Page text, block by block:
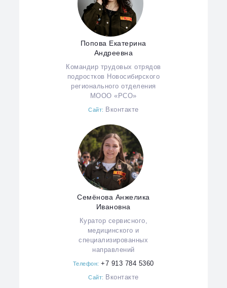
Попова Екатерина
Андреевна
Командир трудовых отрядов
подростков Новосибирского
регионального отделения
МООО «РСО»
Сайт: Вконтакте
Семёнова Анжелика
Ивановна
Куратор сервисного,
медицинского и
специализированных
направлений
Телефон:+7 913 784 5360
Сайт: Вконтакте